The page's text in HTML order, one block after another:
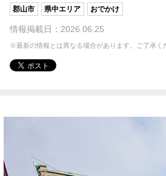
郡山市 県中エリア おでかけ
情報掲載日：2026.06.25
※最新の情報とは異なる場合があります。ご了承く